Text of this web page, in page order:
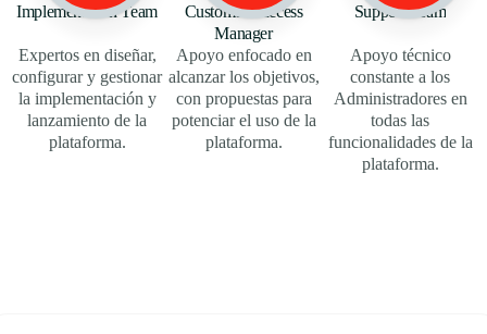
Implementation Team
Expertos en diseñar,
configurar y gestionar
la implementación y
lanzamiento de la
plataforma.
Customer Success
Manager
Apoyo enfocado en
alcanzar los objetivos,
con propuestas para
potenciar el uso de la
plataforma.
Support Team
Apoyo técnico
constante a los
Administradores en
todas las
funcionalidades de la
plataforma.